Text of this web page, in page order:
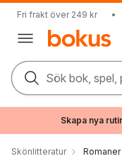
Fri frakt över 249 kr •
Sök bok, spel,
Skapa nya
Skönlitteratur Romaner